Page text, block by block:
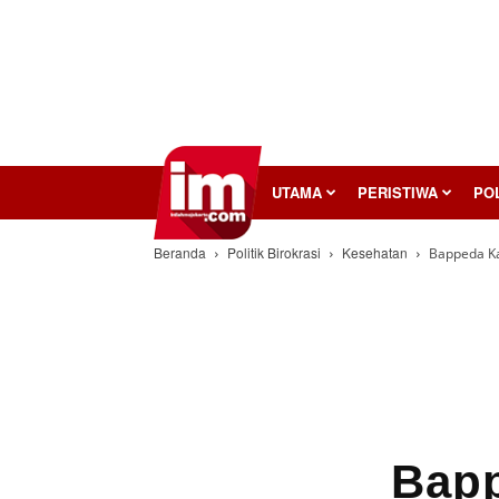
InilahMojokerto UTAMA PERISTIWA
Beranda Politik Birokrasi Kesehatan Bappeda